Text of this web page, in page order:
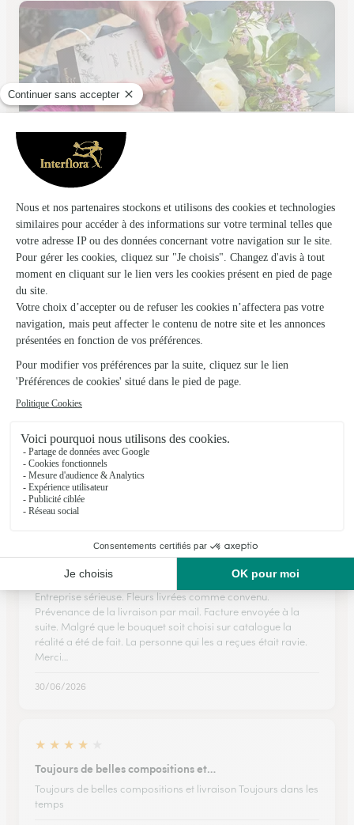
Jean-Yves Montjoffre
Aubusson
★★
3.2 (5)
Voir la boutique
Ils ont fait livrer des fleurs ou une plante à
Saint-Christophe
★ ★ ★ ★
Bouquet conforme à la photo et délai de livraison respecté et
petit + réduction pour l anniversaire très appréciable.
10/12/2025
★
Entreprise sérieuse
Entreprise sérieuse. Fleurs livrées comme convenu.
Prévenance de la livraison par mail. Facture envoyée à la
suite. Malgré que le bouquet soit choisi sur catalogue la
réalité a été de fait. La personne qui les a reçues était ravie.
Merci…
30/06/2026
★ ★ ★ ★
Toujours de belles compositions et…
Toujours de belles compositions et livraison Toujours dans les
temps